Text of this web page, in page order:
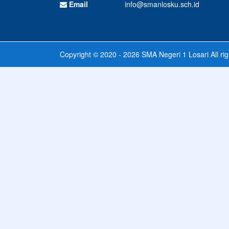
Email
info@smanlosku.sch.id
Copyright © 2020 - 2026 SMA Negeri 1 Losari All